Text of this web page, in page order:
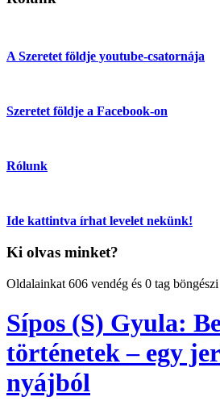
A Szeretet földje youtube-csatornája
Szeretet földje a Facebook-on
Rólunk
Ide kattintva írhat levelet nekünk!
Ki olvas minket?
Oldalainkat 606 vendég és 0 tag böngészi
Sípos (S) Gyula:
történetek – egy
nyájból